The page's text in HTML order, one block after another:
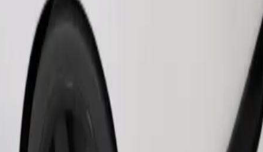
μεταφοράς και τα καθίσματα πρέπει να προστατεύονται με